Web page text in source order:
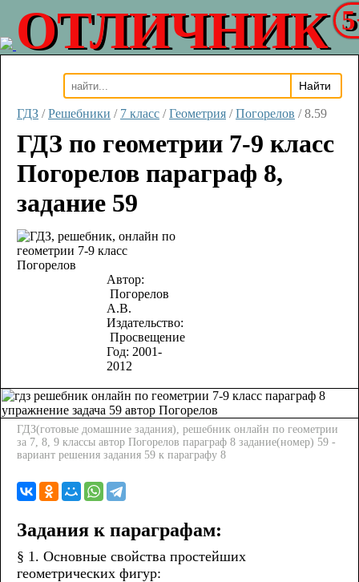
ОТЛИЧНИК
ГДЗ / Решебники / 7 класс / Геометрия / Погорелов / 8.59
ГДЗ по геометрии 7-9 класс
Погорелов параграф 8,
задание 59
Автор:
Погорелов
А.В.
Издательство:
Просвещение
Год: 2001-
2012
ГДЗ(готовые домашние задания), решебник онлайн по геометрии
за 7, 8, 9 классы автор Погорелов параграф 8 задание(номер) 59 -
вариант решения задания 59 к параграфу 8
Задания к параграфам:
§ 1. Основные свойства простейших
геометрических фигур: